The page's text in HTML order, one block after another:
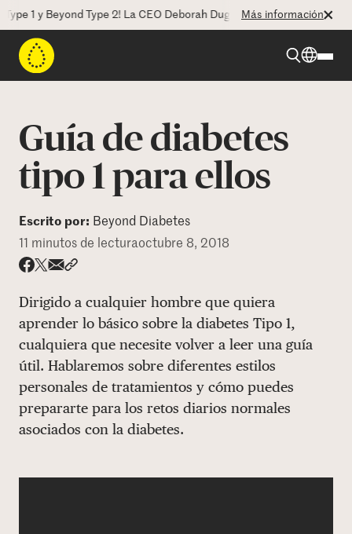
Beyond Type 2! La CEO Deborah Dugan nos habla de este cambio.
Más información
Programas
Quienes somos
Guía de diabetes
tipo 1 para ellos
Escrito por: Beyond Diabetes
11 minutos de lecturaoctubre 8, 2018
Dirigido a cualquier hombre que quiera
aprender lo básico sobre la diabetes Tipo 1,
cualquiera que necesite volver a leer una guía
útil. Hablaremos sobre diferentes estilos
personales de tratamientos y cómo puedes
prepararte para los retos diarios normales
asociados con la diabetes.